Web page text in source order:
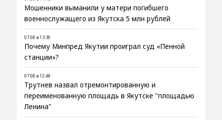
Мошенники выманили у матери погибшего
военнослужащего из Якутска 5 млн рублей
07.08 в 13:30
Почему Минпред Якутии проиграл суд «Пенной
станции»?
07.08 в 12:48
Трутнев назвал отремонтированную и
переименованную площадь в Якутске "площадью
Ленина"